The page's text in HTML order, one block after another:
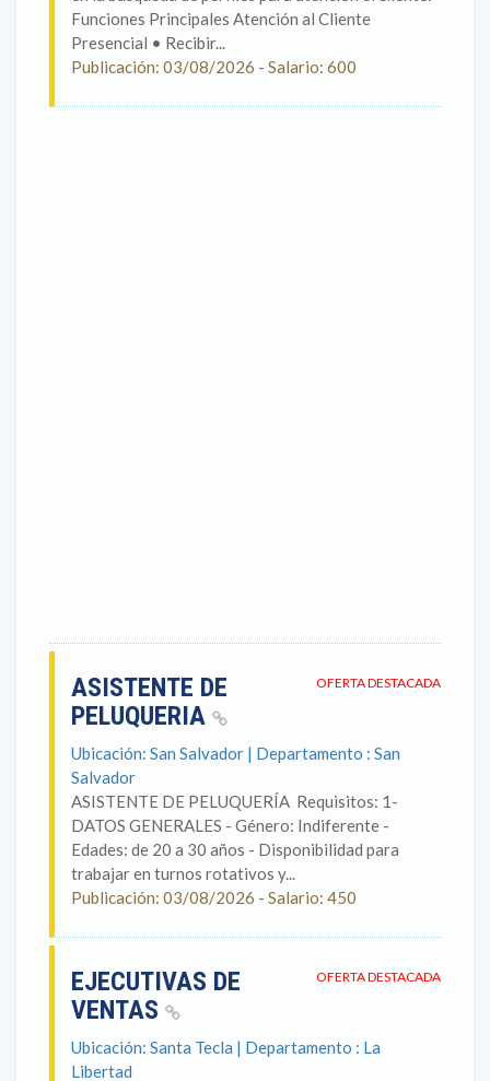
Funciones Principales Atención al Cliente
Presencial • Recibir...
Publicación: 03/08/2026 - Salario: 600
OFERTA DESTACADA
ASISTENTE DE
PELUQUERIA
Ubicación: San Salvador | Departamento : San
Salvador
ASISTENTE DE PELUQUERÍA Requisitos: 1-
DATOS GENERALES - Género: Indiferente -
Edades: de 20 a 30 años - Disponibilidad para
trabajar en turnos rotativos y...
Publicación: 03/08/2026 - Salario: 450
OFERTA DESTACADA
EJECUTIVAS DE
VENTAS
Ubicación: Santa Tecla | Departamento : La
Libertad